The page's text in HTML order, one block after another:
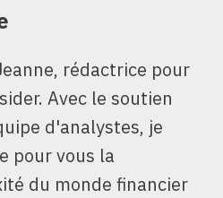
rédactrice pour
Avec le soutien
d'analystes, je
pour vous la
du monde financier